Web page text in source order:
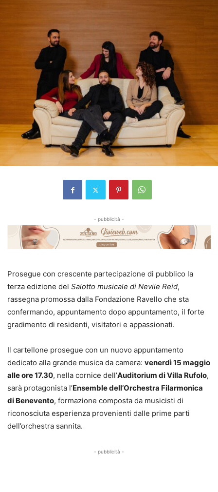
- pubblicità -
Prosegue con crescente partecipazione di pubblico la
terza edizione del Salotto musicale di Nevile Reid,
rassegna promossa dalla Fondazione Ravello che sta
confermando, appuntamento dopo appuntamento, il forte
gradimento di residenti, visitatori e appassionati.
Il cartellone prosegue con un nuovo appuntamento
dedicato alla grande musica da camera: venerdì 15 maggio
alle ore 17.30, nella cornice dell’Auditorium di Villa Rufolo,
sarà protagonista l’Ensemble dell’Orchestra Filarmonica
di Benevento, formazione composta da musicisti di
riconosciuta esperienza provenienti dalle prime parti
dell’orchestra sannita.
- pubblicità -